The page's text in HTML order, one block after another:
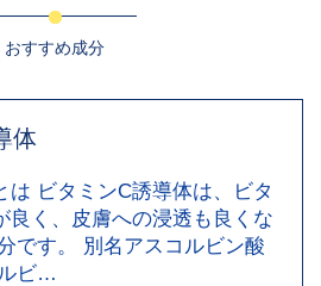
おすすめ成分
体
は ビタミンC誘導体は、ビタ
良く、皮膚への浸透も良くな
です。 別名アスコルビン酸
ビ…